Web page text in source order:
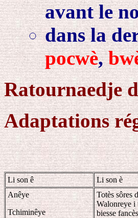
avant le
dans la
pocwè,
Ratournaedje
Adaptations
Li son ê Li son è
Anêye
Tchiminêye
Totès sôres
Walonreye i
biesse